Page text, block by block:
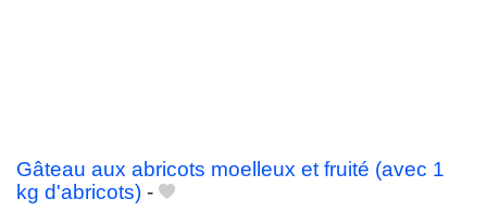
Gâteau aux abricots moelleux et fruité (avec 1
kg d'abricots) -